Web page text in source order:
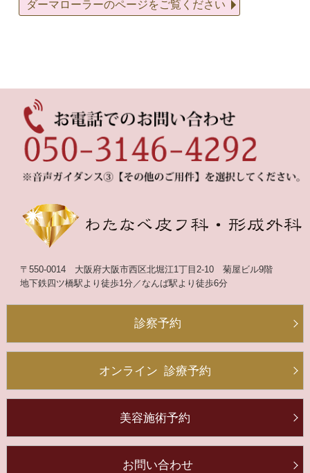
ダーマローラーのページをご覧ください
〒550-0014 大阪府大阪市西区北堀江1丁目2-10
菊屋ビル9階
地下鉄四ツ橋駅より 徒歩1分 ／ なんば駅より徒歩6分
診察予約
オンライン 診療予約
美容施術予約
お問い合わせ